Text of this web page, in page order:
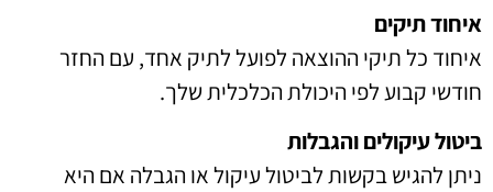
איחוד תיקים
איחוד כל תיקי ההוצאה לפועל לתיק אחד, עם החזר
חודשי קבוע לפי היכולת הכלכלית שלך.
ביטול עיקולים והגבלות
ניתן להגיש בקשות לביטול עיקול או הגבלה אם היא